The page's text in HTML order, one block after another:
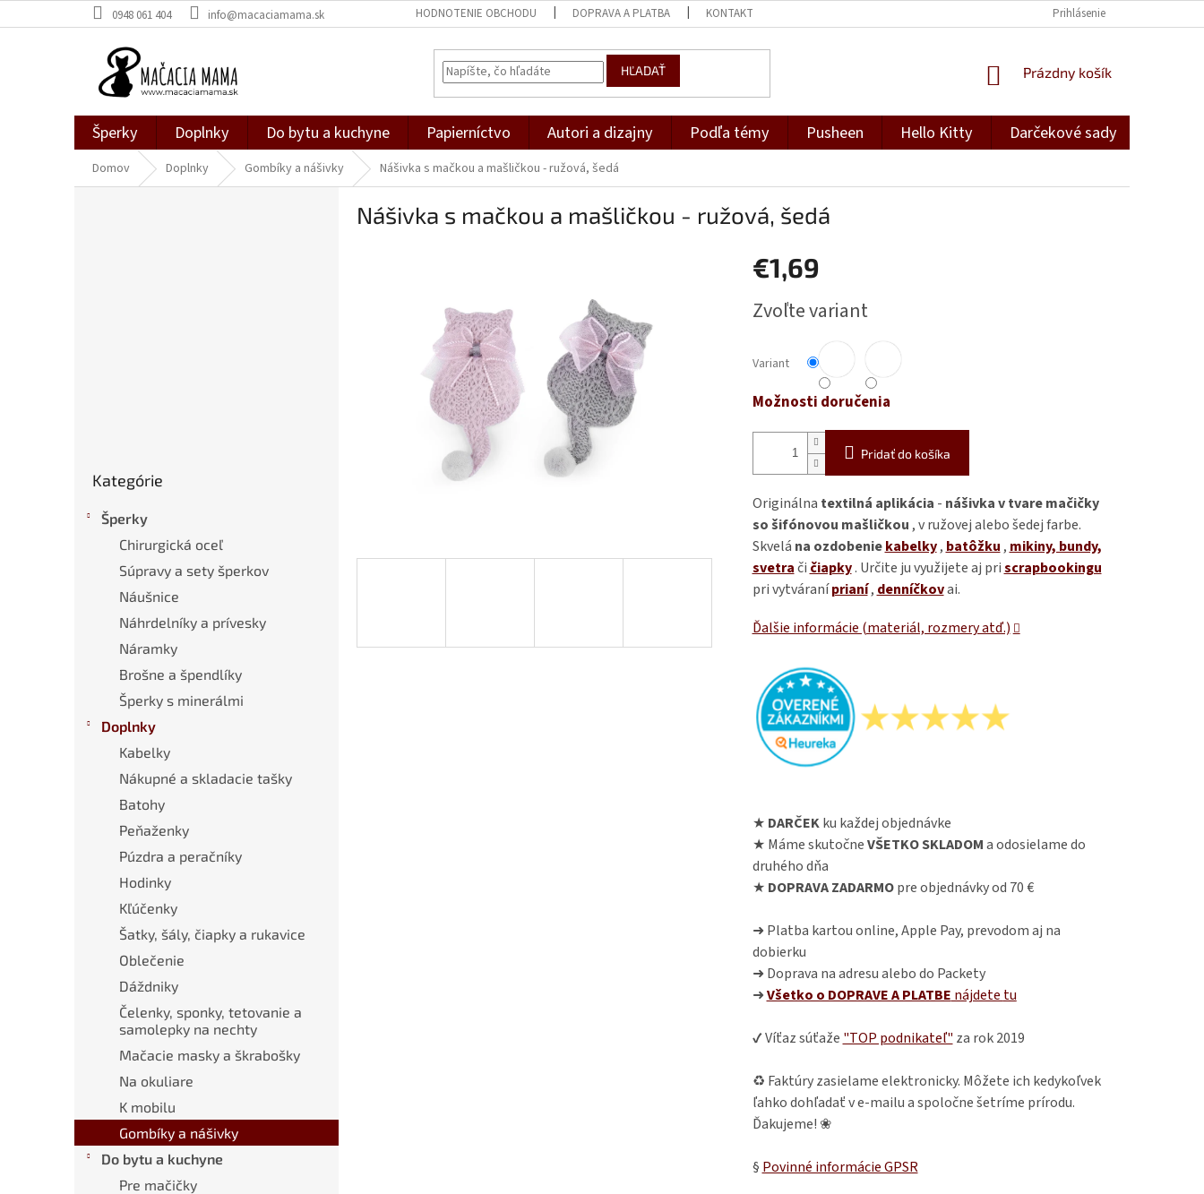
na
0948 061 404 info@macaciamama.sk HODNOTENIE OBCHODU DOPRAVA A PLATBA KONTAKT Prihlásenie
HĽADAŤ
NÁKUPNÝ
Prázdny košík
Šperky Doplnky Do bytu a kuchyne Papierníctvo Autori a dizajny Podľa témy Pusheen Hello Kitty Darčekové sady
Domov Doplnky Gombíky a nášivky Nášivka s mačkou a mašličkou - ružová, šedá
kategórie
Kategórie
Šperky
Chirurgická oceľ
Súpravy a sety šperkov
Náušnice
Náhrdelníky a prívesky
Náramky
Brošne a špendlíky
Šperky s minerálmi
Doplnky
Kabelky
Nákupné a skladacie tašky
Batohy
Peňaženky
Púzdra a peračníky
Hodinky
Kľúčenky
Šatky, šály, čiapky a rukavice
Oblečenie
Dáždniky
Čelenky, sponky, tetovanie a
samolepky na nechty
Mačacie masky a škrabošky
Na okuliare
K mobilu
Gombíky a nášivky
Do bytu a kuchyne
Pre mačičky
Nášivka s mačkou a mašličkou - ružová, šedá
€1,69
cena:
Zvoľte variant
Variant
Možnosti doručenia
Pridať do košíka
Originálna textilná aplikácia - nášivka v tvare mačičky
so šifónovou mašličkou, v ružovej alebo šedej farbe.
Skvelá na ozdobeniekabelky,batôžku,mikiny, bundy,
svetračičiapky. Určite ju využijete aj priscrapbookingu
pri vytváraníprianí,denníčkovai.
Ďalšie informácie (materiál, rozmery atď.)
★ DARČEKku každej objednávke
★ Máme skutočneVŠETKO SKLADOMa odosielame do
druhého dňa
★ DOPRAVA ZADARMOpre objednávky od 70 €
➜ Platba kartou online, Apple Pay, prevodom aj na
dobierku
➜ Doprava na adresu alebo do Packety
➜Všetko o DOPRAVE A PLATBE nájdete tu
✔ Víťaz súťaže "TOP podnikateľ" za rok 2019
♻ Faktúry zasielame elektronicky. Môžete ich kedykoľvek
ľahko dohľadať v e-mailu a spoločne šetríme prírodu.
Ďakujeme! ❀
§ Povinné informácie GPSR